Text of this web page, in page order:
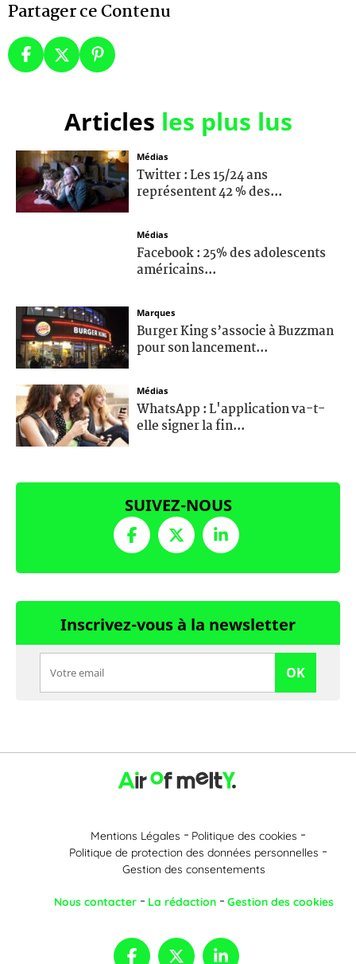
Partager ce Contenu
Articles les plus lus
Médias
Twitter : Les 15/24 ans
représentent 42 % des...
Médias
Facebook : 25% des adolescents
américains...
Marques
Burger King s’associe à Buzzman
pour son lancement...
Médias
WhatsApp : L'application va-t-
elle signer la fin...
SUIVEZ-NOUS
Inscrivez-vous à la newsletter
OK
Mentions Légales
Politique des cookies
Politique de protection des données personnelles
Gestion des consentements
Nous contacter La rédaction Gestion des cookies